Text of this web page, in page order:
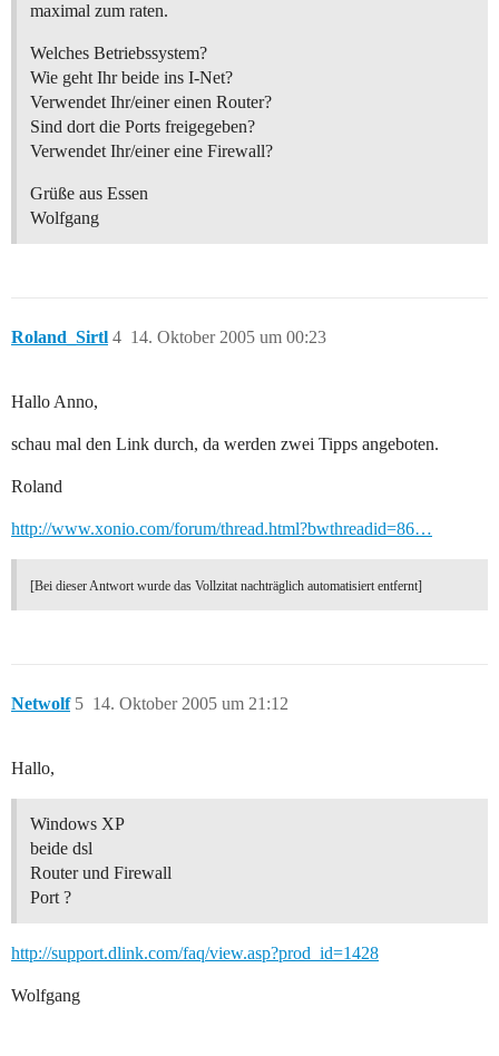
maximal zum raten.
Welches Betriebssystem?
Wie geht Ihr beide ins I-Net?
Verwendet Ihr/einer einen Router?
Sind dort die Ports freigegeben?
Verwendet Ihr/einer eine Firewall?
Grüße aus Essen
Wolfgang
Roland_Sirtl 14. Oktober 2005 um 00:23
4
Hallo Anno,
schau mal den Link durch, da werden zwei Tipps angeboten.
Roland
http://www.xonio.com/forum/thread.html?bwthreadid=86…
[Bei dieser Antwort wurde das Vollzitat nachträglich automatisiert entfernt]
Netwolf 14. Oktober 2005 um 21:12
5
Hallo,
Windows XP
beide dsl
Router und Firewall
Port ?
http://support.dlink.com/faq/view.asp?prod_id=1428
Wolfgang